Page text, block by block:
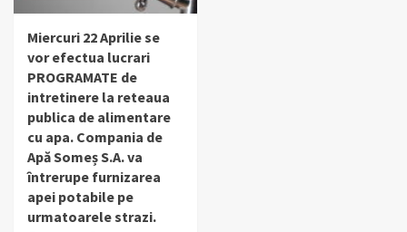
Miercuri 22 Aprilie se
vor efectua lucrari
PROGRAMATE de
intretinere la reteaua
publica de alimentare
cu apa. Compania de
Apă Someș S.A. va
întrerupe furnizarea
apei potabile pe
urmatoarele strazi.